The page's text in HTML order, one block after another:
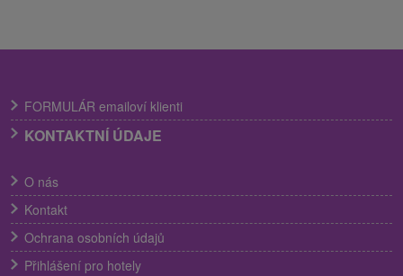
FORMULÁR emailoví klienti
KONTAKTNÍ ÚDAJE
O nás
Kontakt
Ochrana osobních údajů
Přihlášení pro hotely